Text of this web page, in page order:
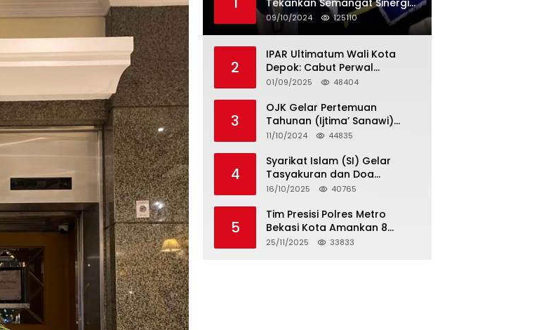
Tekankan Semangat Sinergi
dan Kolaborasi dalam
Rakernas Serikat Pekerja Jasa
09/10/2024 125110
2
IPAR Ultimatum Wali Kota
Depok: Cabut Perwal
Tunjangan DPRD Rp40 Juta
Aksi Rakyat
01/09/2025 48404
3
OJK Gelar Pertemuan
Tahunan (Ijtima’ Sanawi)
Dewan Pengawas Syariah
11/10/2024 44835
4
Syarikat Islam (SI) Gelar
Tasyakuran dan Doa
Bersama Organisasi
16/10/2025 40765
5
Tim Presisi Polres Metro
Bekasi Kota Amankan 8
Remaja Diduga Hendak
25/11/2025 33833